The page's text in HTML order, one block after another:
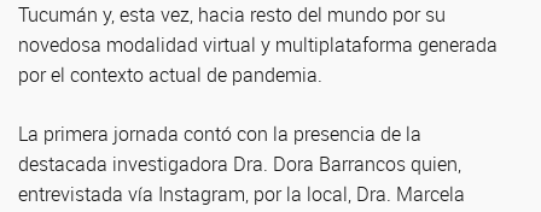
Tucumán y, esta vez, hacia resto del mundo por su
novedosa modalidad virtual y multiplataforma generada
por el contexto actual de pandemia.
La primera jornada contó con la presencia de la
destacada investigadora Dra. Dora Barrancos quien,
entrevistada vía Instagram, por la local, Dra. Marcela